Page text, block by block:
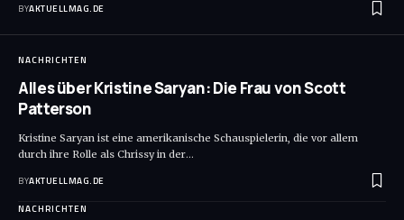
BYAKTUELLMAG.DE
NACHRICHTEN
Alles über Kristine Saryan: Die Frau von Scott
Patterson
Kristine Saryan ist eine amerikanische Schauspielerin, die vor allem
durch ihre Rolle als Chrissy in der…
BYAKTUELLMAG.DE
NACHRICHTEN